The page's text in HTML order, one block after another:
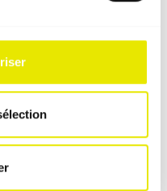
une utilisation mobile